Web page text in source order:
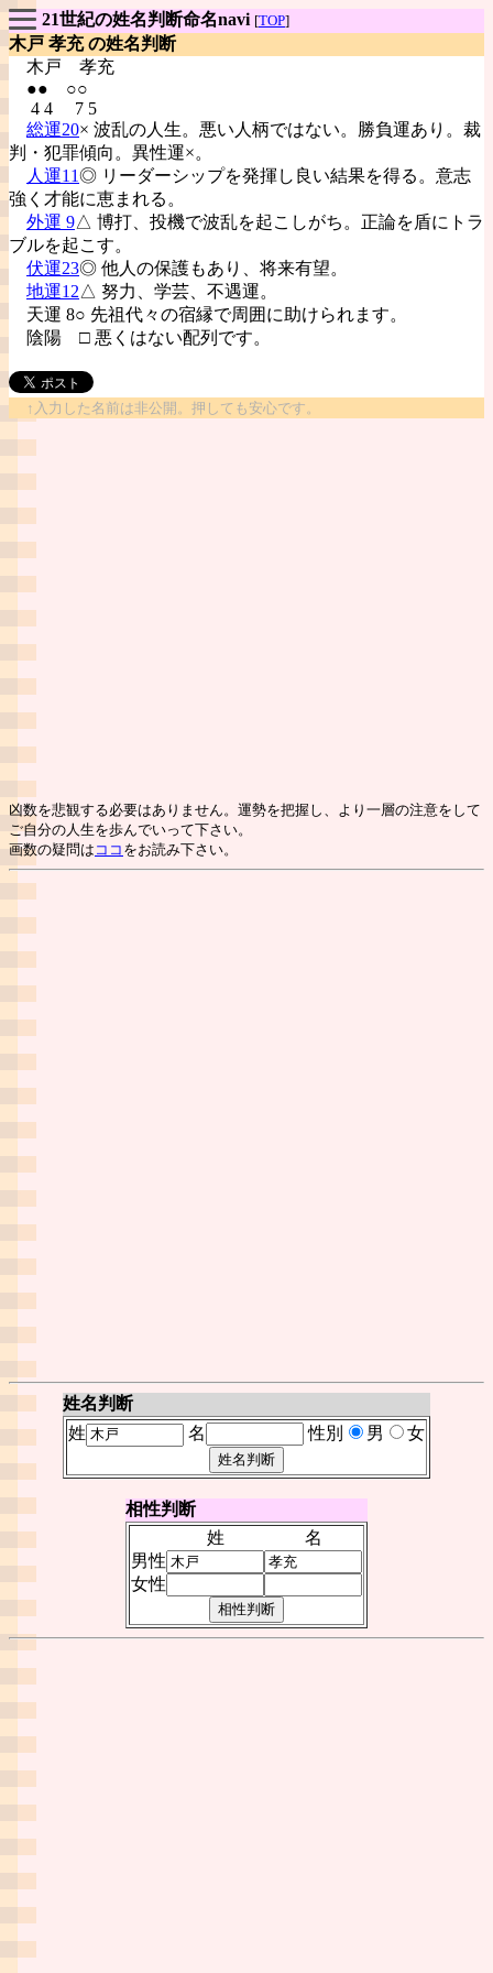
21世紀の姓名判断命名navi [TOP]
木戸 孝充 の姓名判断
木戸 孝充
●● ○○
4 4 7 5
総運20× 波乱の人生。悪い人柄ではない。勝負運あり。裁
判・犯罪傾向。異性運×。
人運11◎ リーダーシップを発揮し良い結果を得る。意志
強く才能に恵まれる。
外運 9△ 博打、投機で波乱を起こしがち。正論を盾にトラ
ブルを起こす。
伏運23◎ 他人の保護もあり、将来有望。
地運12△ 努力、学芸、不遇運。
天運 8○ 先祖代々の宿縁で周囲に助けられます。
陰陽 □ 悪くはない配列です。
↑入力した名前は非公開。押しても安心です。
凶数を悲観する必要はありません。運勢を把握し、より一層の注意をして
ご自分の人生を歩んでいって下さい。
画数の疑問は ココ をお読み下さい。
姓名判断
姓
名 性別 男 女
相性判断
姓
名
男性
女性